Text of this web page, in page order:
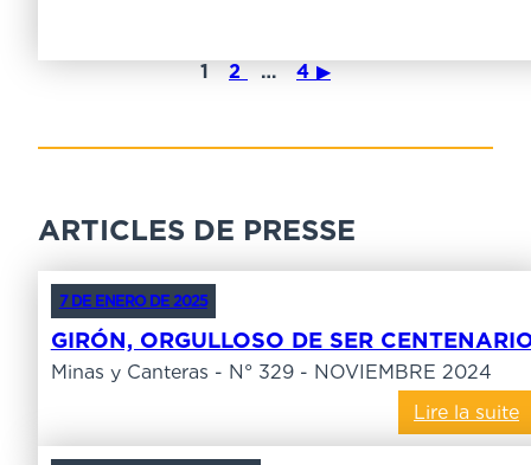
1 2 … 4 ▶
ARTICLES DE PRESSE
7 DE ENERO DE 2025
GIRÓN, ORGULLOSO DE SER
Minas y Canteras - N° 329 - NOVIEMBRE 2024
Lire la suite